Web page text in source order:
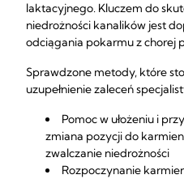
laktacyjnego. Kluczem do
niedrożności kanalików jest
odciągania pokarmu z chorej
Sprawdzone metody, które
uzupełnienie zaleceń
Pomoc w ułożeniu i
zmiana pozycji do
zwalczanie niedrożności
Rozpoczynanie